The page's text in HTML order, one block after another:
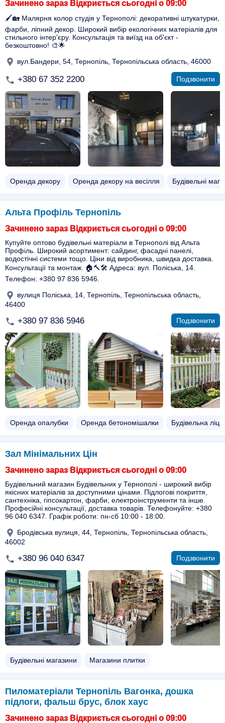
Зачинено зараз Відкриється сьогодні о 09:00
🖌️🏡 Малярня колор студія у Тернополі: декоративні штукатурки,
фарби, ліпний декор. Широкий вибір екологічних матеріалів для
стильного інтер'єру. Консультація та виїзд на об'єкт -
безкоштовно! 🎨🌟
вул.Бандери, 54, Тернопіль, Тернопільська область, 46000
+380 67 352 2200 Подзвонити
Оренда декору Оренда декору на весілля Будівельні
Альта Профіль Тернопіль
Зачинено зараз Відкриється сьогодні о 09:00
Купуйте оптово будівельні матеріали в Тернополі від Альта
Профіль. Широкий асортимент: сайдинг, фасадні панелі,
водостічні системи тощо. Ціни від виробника, швидка доставка.
Консультації та монтаж. 🏠🔨🛠️ Адреса: вул. Поліська, 14.
Телефон: +380 97 836 5946.
вулиця Поліська, 14, Тернопіль, Тернопільська область,
46400
+380 97 836 5946 Подзвонити
Оренда опалубки Оренда бетономішалки Будівельна
Зал Мінімальних Цін
Зачинено зараз Відкриється сьогодні о 09:00
Будівельний магазин Будівельник у Тернополі - широкий вибір
якісних матеріалів за доступними цінами. Підлогові покриття,
сантехніка, гіпсокартон, фарби, електроінструменти та інше.
Професійні консультації, доставка товарів. Телефонуйте: +380
96 040 6347. Графік роботи: пн-сб 10:00 - 18:00.
Бродівська вулиця, 44, Тернопіль, Тернопільська область,
46002
+380 96 040 6347 Подзвонити
Будівельні магазини Магазини плитки
Пиломатеріали Тернопіль Вагонка, дошка
підлоги, фальш брус, блок хаус
Зачинено зараз Відкриється сьогодні о 09:00